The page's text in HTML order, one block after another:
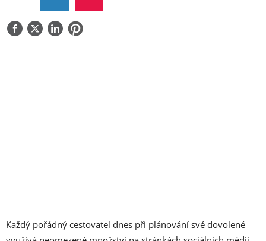
O NÁS
Každý pořádný cestovatel dnes při plánování své dovolené